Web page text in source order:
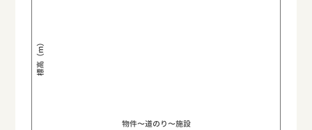
標高（m）
物件〜道のり〜施設